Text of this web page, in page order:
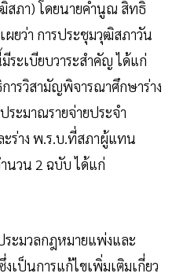
สภา) โดยนายคำนูณ สิทธิ
ยว่า การประชุมวุฒิสภาวัน
ะเบียบวาระสำคัญ ได้แก่
ารวิสามัญพิจารณาศึกษาร่าง
ะมาณรายจ่ายประจำ
ร่าง พ.ร.บ.ที่สภาผู้แทน
นวน 2 ฉบับ ได้แก่
ระมวลกฎหมายแพ่งและ
เป็นการแก้ไขเพิ่มเติมเกี่ยว